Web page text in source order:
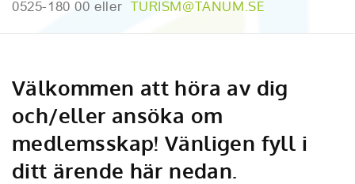
0525-180 00 ellerTURISM@TANUM.SE
Välkommen att höra av dig
och/eller ansöka om
medlemsskap! Vänligen fyll i
ditt ärende här nedan.